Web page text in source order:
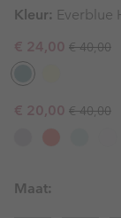
Kleur: Everblue
Sale price:
€ 24,00 Regular
€ 40,00
Sale price:
€ 20,00 Regular
€ 40,00
Maat: